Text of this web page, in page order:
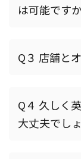
は可能です
Q３ 店舗と
Q４ 久しく
大丈夫でし